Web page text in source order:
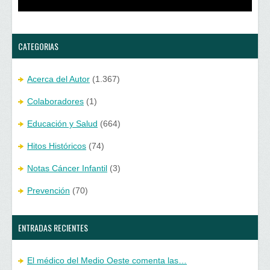
v e
)
CATEGORIAS
Acerca del Autor (1.367)
Colaboradores (1)
Educación y Salud (664)
Hitos Históricos (74)
Notas Cáncer Infantil (3)
Prevención (70)
ENTRADAS RECIENTES
El médico del Medio Oeste comenta las…